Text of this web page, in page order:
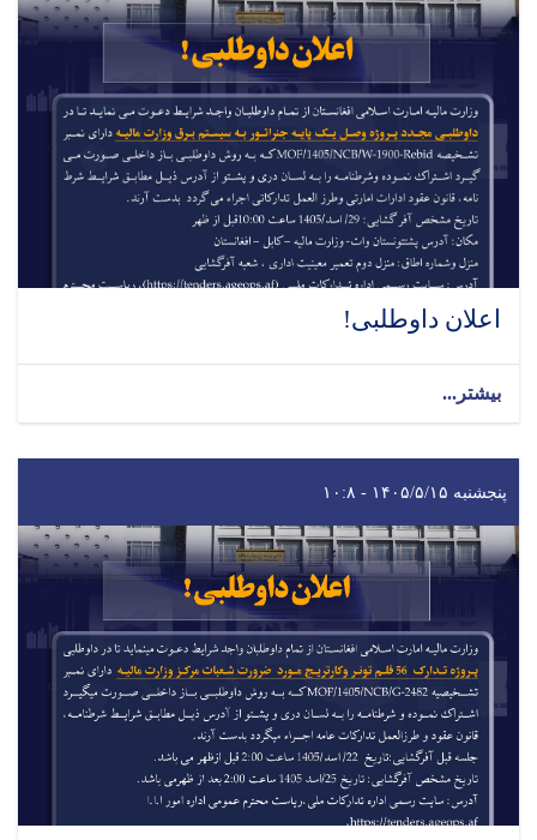
اعلان داوطلبی!
بیشتر...
پنجشنبه ۱۴۰۵/۵/۱۵ - ۱۰:۸